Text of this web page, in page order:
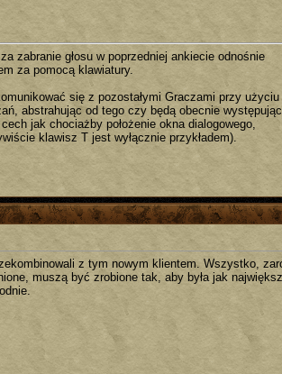
zabranie głosu w poprzedniej ankiecie odnośnie
za pomocą klawiatury.
się z pozostałymi Graczami przy użyciu
abstrahując od tego czy będą obecnie
jak chociażby położenie okna dialogowego,
klawisz T jest wyłącznie przykładem).
z tym nowym klientem. Wszystko,
muszą być zrobione tak, aby była jak